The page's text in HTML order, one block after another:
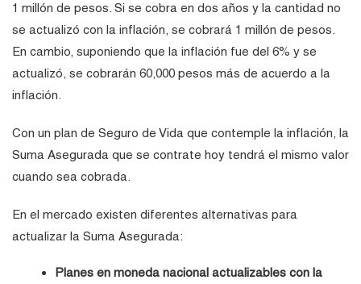
1 millón de pesos. Si se cobra en dos años y la cantidad no
se actualizó con la inflación, se cobrará 1 millón de pesos.
En cambio, suponiendo que la inflación fue del 6% y se
actualizó, se cobrarán 60,000 pesos más de acuerdo a la
inflación.
Con un plan de Seguro de Vida que contemple la inflación, la
Suma Asegurada que se contrate hoy tendrá el mismo valor
cuando sea cobrada.
En el mercado existen diferentes alternativas para
actualizar la Suma Asegurada:
Planes en moneda nacional actualizables con la